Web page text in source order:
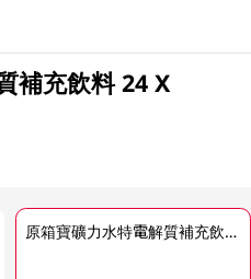
補充飲料 24 X
原箱寶礦力水特電解質補充飲料 24 X 500ML